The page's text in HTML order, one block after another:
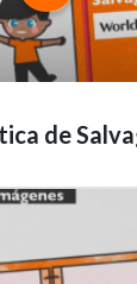
de